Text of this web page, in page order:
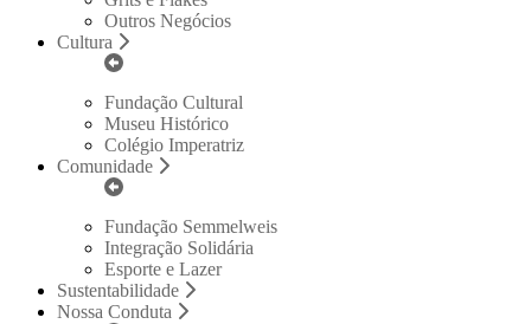
Outros Negócios
Cultura
Fundação Cultural
Museu Histórico
Colégio Imperatriz
Comunidade
Fundação Semmelweis
Integração Solidária
Esporte e Lazer
Sustentabilidade
Nossa Conduta